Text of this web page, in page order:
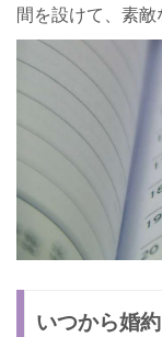
間を設けて、素敵
いつから婚